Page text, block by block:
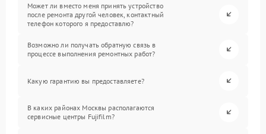
Может ли вместо меня принять устройство
после ремонта другой человек, контактный
телефон которого я предоставлю?
Возможно ли получать обратную связь в
процессе выполнения ремонтных работ?
Какую гарантию вы предоставляете?
В каких районах Москвы располагаются
сервисные центры Fujifilm?